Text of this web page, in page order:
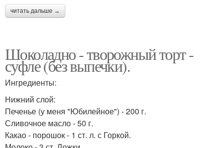
читать дальше →
Шоколадно - творожный торт -
суфле (без выпечки).
Ингредиенты:
Нижний слой:
Печенье (у меня "Юбилейное") - 200 г.
Сливочное масло - 50 г.
Какао - порошок - 1 ст. л. с Горкой.